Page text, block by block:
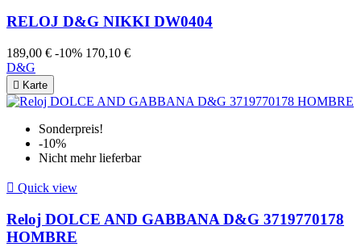
RELOJ D&G NIKKI DW0404
189,00 € -10% 170,10 €
D&G
 Karte
Sonderpreis!
-10%
Nicht mehr lieferbar
 Quick view
Reloj DOLCE AND GABBANA D&G 3719770178
HOMBRE